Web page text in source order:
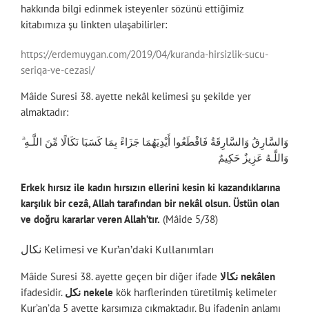
hakkında bilgi edinmek isteyenler sözünü ettiğimiz
kitabımıza şu linkten ulaşabilirler:
https://erdemuygan.com/2019/04/kuranda-hirsizlik-sucu-
seriqa-ve-cezasi/
Mâide Suresi 38. ayette nekâl kelimesi şu şekilde yer
almaktadır:
وَالسَّارِقُ وَالسَّارِقَةُ فَاقْطَعُوا أَيْدِيَهُمَا جَزَاءً بِمَا كَسَبَا نَكَالًا مِّنَ اللَّـهِ ۗ
وَاللَّـهُ عَزِيزٌ حَكِيمٌ
Erkek hırsız ile kadın hırsızın ellerini kesin ki kazandıklarına
karşılık bir cezâ, Allah tarafından bir nekâl olsun. Üstün olan
ve doğru kararlar veren Allah’tır. (Mâide 5/38)
نكال Kelimesi ve Kur’an’daki Kullanımları
Mâide Suresi 38. ayette geçen bir diğer ifade
نكالا nekâlen
ifadesidir.
نكل nekele kök harflerinden türetilmiş kelimeler
Kur’an’da 5 ayette karşımıza çıkmaktadır. Bu ifadenin anlamı